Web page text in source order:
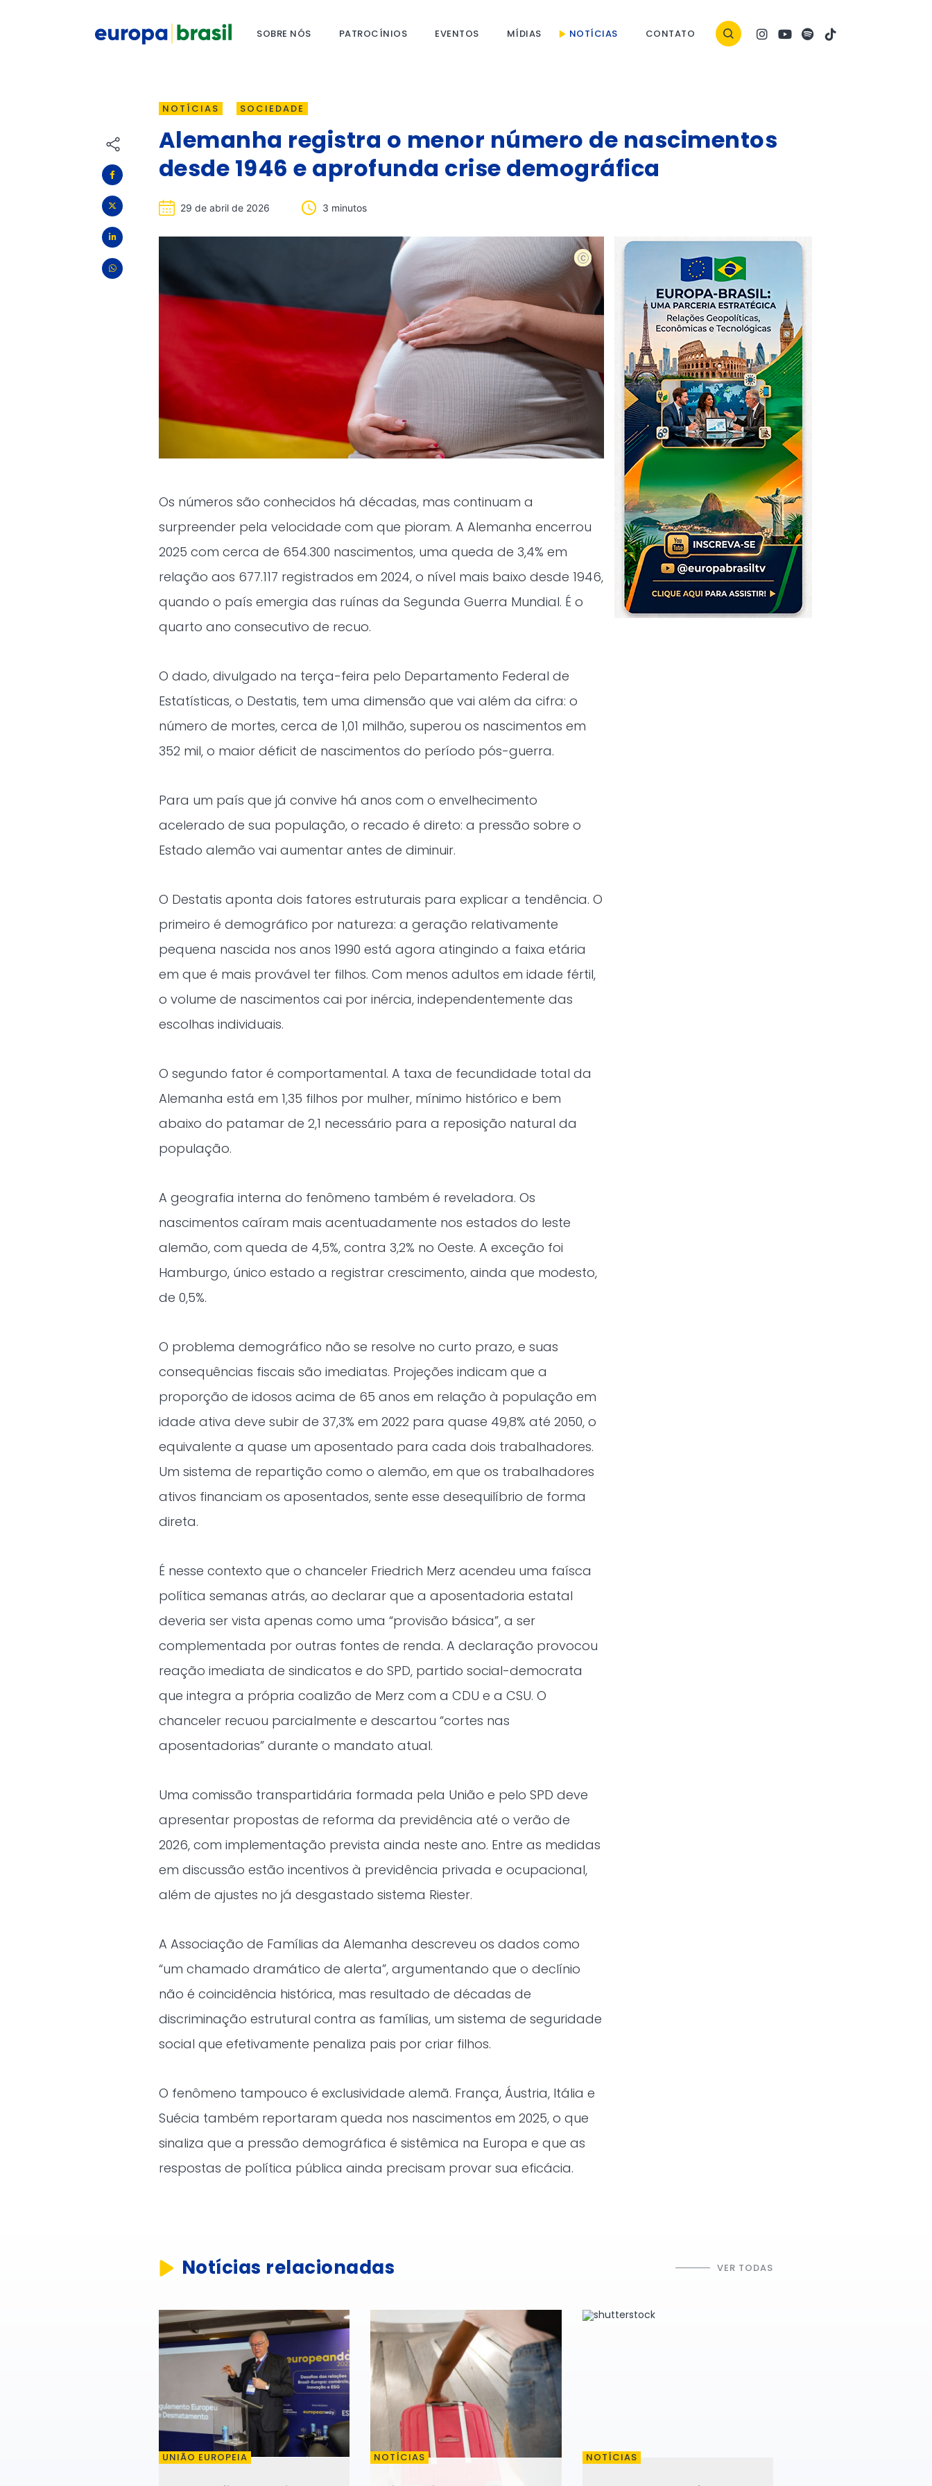
SOBRE NÓS PATROCÍNIOS EVENTOS MÍDIAS NOTÍCIAS CONTATO
NOTÍCIAS SOCIEDADE
Alemanha registra o menor número de nascimentos
desde 1946 e aprofunda crise demográfica
29 de abril de 2026 3 minutos
shutterstock
Os números são conhecidos há décadas, mas continuam a
surpreender pela velocidade com que pioram. A Alemanha encerrou
2025 com cerca de 654.300 nascimentos, uma queda de 3,4% em
relação aos 677.117 registrados em 2024, o nível mais baixo desde 1946,
quando o país emergia das ruínas da Segunda Guerra Mundial. É o
quarto ano consecutivo de recuo.
O dado, divulgado na terça-feira pelo Departamento Federal de
Estatísticas, o Destatis, tem uma dimensão que vai além da cifra: o
número de mortes, cerca de 1,01 milhão, superou os nascimentos em
352 mil, o maior déficit de nascimentos do período pós-guerra.
Para um país que já convive há anos com o envelhecimento
acelerado de sua população, o recado é direto: a pressão sobre o
Estado alemão vai aumentar antes de diminuir.
O Destatis aponta dois fatores estruturais para explicar a tendência. O
primeiro é demográfico por natureza: a geração relativamente
pequena nascida nos anos 1990 está agora atingindo a faixa etária
em que é mais provável ter filhos. Com menos adultos em idade fértil,
o volume de nascimentos cai por inércia, independentemente das
escolhas individuais.
O segundo fator é comportamental. A taxa de fecundidade total da
Alemanha está em 1,35 filhos por mulher, mínimo histórico e bem
abaixo do patamar de 2,1 necessário para a reposição natural da
população.
A geografia interna do fenômeno também é reveladora. Os
nascimentos caíram mais acentuadamente nos estados do leste
alemão, com queda de 4,5%, contra 3,2% no Oeste. A exceção foi
Hamburgo, único estado a registrar crescimento, ainda que modesto,
de 0,5%.
O problema demográfico não se resolve no curto prazo, e suas
consequências fiscais são imediatas. Projeções indicam que a
proporção de idosos acima de 65 anos em relação à população em
idade ativa deve subir de 37,3% em 2022 para quase 49,8% até 2050, o
equivalente a quase um aposentado para cada dois trabalhadores.
Um sistema de repartição como o alemão, em que os trabalhadores
ativos financiam os aposentados, sente esse desequilíbrio de forma
direta.
É nesse contexto que o chanceler Friedrich Merz acendeu uma faísca
política semanas atrás, ao declarar que a aposentadoria estatal
deveria ser vista apenas como uma “provisão básica”, a ser
complementada por outras fontes de renda. A declaração provocou
reação imediata de sindicatos e do SPD, partido social-democrata
que integra a própria coalizão de Merz com a CDU e a CSU. O
chanceler recuou parcialmente e descartou “cortes nas
aposentadorias” durante o mandato atual.
Uma comissão transpartidária formada pela União e pelo SPD deve
apresentar propostas de reforma da previdência até o verão de
2026, com implementação prevista ainda neste ano. Entre as medidas
em discussão estão incentivos à previdência privada e ocupacional,
além de ajustes no já desgastado sistema Riester.
A Associação de Famílias da Alemanha descreveu os dados como
“um chamado dramático de alerta”, argumentando que o declínio
não é coincidência histórica, mas resultado de décadas de
discriminação estrutural contra as famílias, um sistema de seguridade
social que efetivamente penaliza pais por criar filhos.
O fenômeno tampouco é exclusividade alemã. França, Áustria, Itália e
Suécia também reportaram queda nos nascimentos em 2025, o que
sinaliza que a pressão demográfica é sistêmica na Europa e que as
respostas de política pública ainda precisam provar sua eficácia.
Notícias relacionadas VER TODAS
UNIÃO EUROPEIA NOTÍCIAS NOTÍCIAS